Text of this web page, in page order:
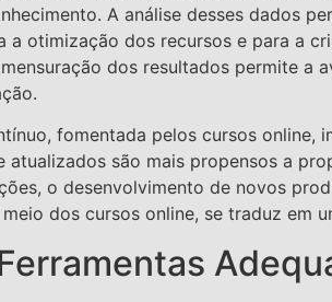
A análise desses dados
a otimização dos recursos e para a
dos resultados permite
fomentada pelos cursos
são mais propensos a
o desenvolvimento de novos
dos cursos online, se traduz em